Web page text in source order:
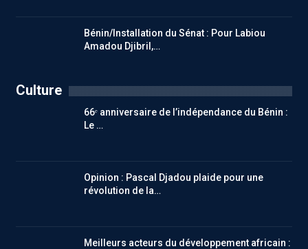
Bénin/Installation du Sénat : Pour Labiou
Amadou Djibril,…
Culture
66ᵉ anniversaire de l’indépendance du Bénin :
Le …
Opinion : Pascal Djadou plaide pour une
révolution de la…
Meilleurs acteurs du développement africain :